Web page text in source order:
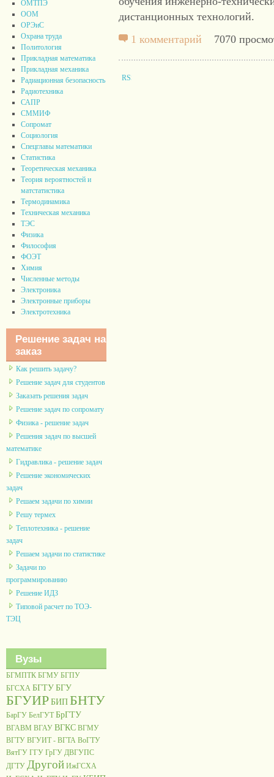
ОМТПЭ
ООМ
ОРЭиС
Охрана труда
Политология
Прикладная математика
Прикладная механика
Радиационная безопасность
Радиотехника
САПР
СММИФ
Сопромат
Социология
Спецглавы математики
Статистика
Теоретическая механика
Теория вероятностей и
матстатистика
Термодинамика
Техническая механика
ТЭС
Физика
Философия
ФОЭТ
Химия
Численные методы
Электроника
Электронные приборы
Электротехника
Решение задач на
заказ
Как решить задачу?
Решение задач для студентов
Заказать решения задач
Решение задач по сопромату
Физика - решение задач
Решения задач по высшей
математике
Гидравлика - решение задач
Решение экономических
задач
Решаем задачи по химии
Решу термех
Теплотехника - решение
задач
Решаем задачи по статистике
Задачи по
программированию
Решение ИДЗ
Типовой расчет по ТОЭ-
ТЭЦ
Вузы
БГМПТК БГМУ БГПУ
БГСХА БГТУБГУ
БГУИРБИПБНТУ
БарГУ БелГУТ БрГТУ
ВГАВМ ВГАУ ВГКС ВГМУ
ВГТУ ВГУИТ - ВГТА ВоГТУ
ВятГУ ГГУ ГрГУ ДВГУПС
ДГТУ Другой ИжГСХА
дистанционных технологий.
1 комментарий
7070